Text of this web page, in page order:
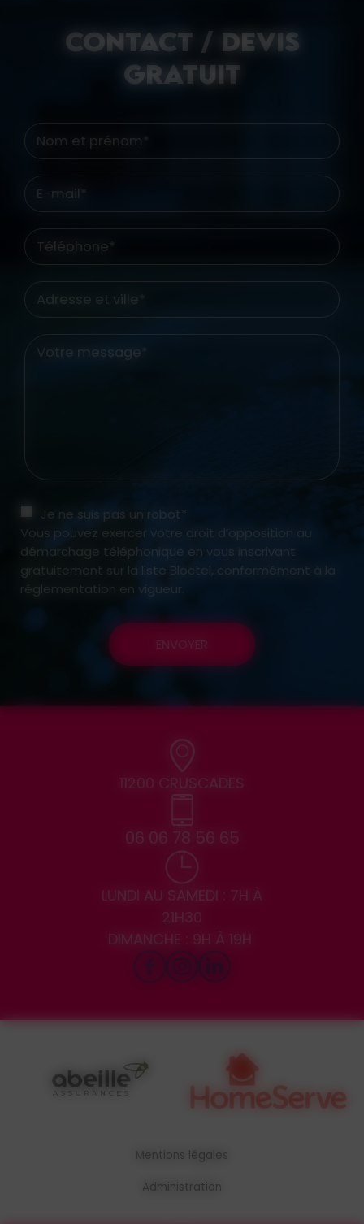
CONTACT / DEVIS
GRATUIT
Nom et prénom*
E-mail*
Téléphone*
Adresse et ville*
Votre message*
Je ne suis pas un robot*
Vous pouvez exercer votre droit d’opposition au
démarchage téléphonique en vous inscrivant
gratuitement sur la liste Bloctel, conformément à la
réglementation en vigueur.
ENVOYER
11200 CRUSCADES
06 06 78 56 65
LUNDI AU SAMEDI : 7H À
21H30
DIMANCHE : 9H À 19H
Mentions légales
Administration